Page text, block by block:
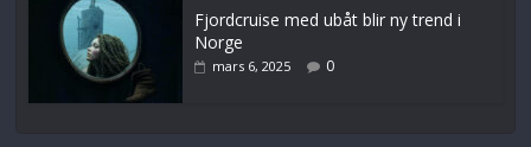
Fjordcruise med ubåt blir ny trend i
Norge
mars 6, 2025 0